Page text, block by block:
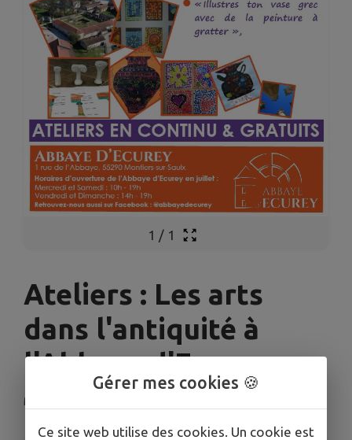
1 / 1
Ateliers : Les arts
dans l'antiquité à
l'Abbaye d'Ecurey
Montiers-sur-Saulx
Gérer mes cookies 🍪
Ce site web utilise des cookies. Un cookie est